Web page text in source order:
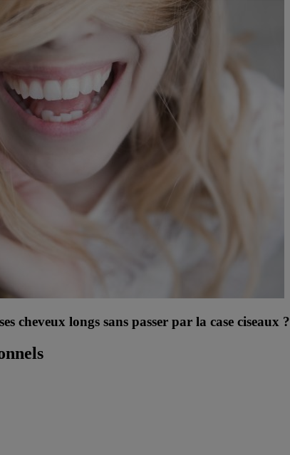
cheveux longs sans passer par la case ciseaux ?